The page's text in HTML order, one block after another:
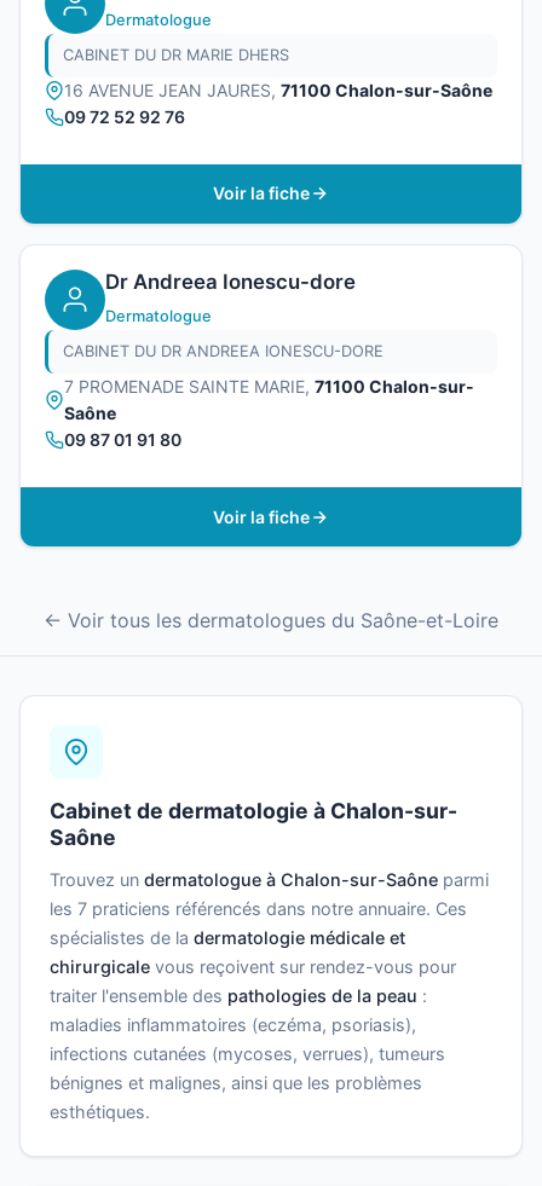
Dermatologue
CABINET DU DR MARIE DHERS
16 AVENUE JEAN JAURES, 71100 Chalon-sur-Saône
09 72 52 92 76
Voir la fiche
Dr Andreea Ionescu-dore
Dermatologue
CABINET DU DR ANDREEA IONESCU-DORE
7 PROMENADE SAINTE MARIE, 71100 Chalon-sur-
Saône
09 87 01 91 80
Voir la fiche
← Voir tous les dermatologues du Saône-et-Loire
Cabinet de dermatologie à Chalon-sur-
Saône
Trouvez un dermatologue à Chalon-sur-Saône parmi
les 7 praticiens référencés dans notre annuaire. Ces
spécialistes de la dermatologie médicale et
chirurgicale vous reçoivent sur rendez-vous pour
traiter l'ensemble des pathologies de la peau :
maladies inflammatoires (eczéma, psoriasis),
infections cutanées (mycoses, verrues), tumeurs
bénignes et malignes, ainsi que les problèmes
esthétiques.